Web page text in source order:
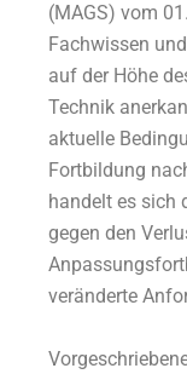
(MAGS) vom
Fachwissen
auf der Höhe
Technik
aktuelle
Fortbildung
handelt es sich
gegen den
veränderte